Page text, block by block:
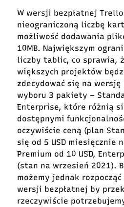
W wersji bezpłatnej
nieograniczoną liczbę
możliwość dodawania
10MB. Największym
liczby tablic, co sprawia,
większych projektów
zdecydować się na wersję
wyboru 3 pakiety –
Enterprise, które różnią
dostępnymi
oczywiście ceną (plan
się od 5 USD miesięcznie
Premium od 10 USD,
(stan na wrzesień 2021).
możemy jednak
wersji bezpłatnej by
rzeczywiście